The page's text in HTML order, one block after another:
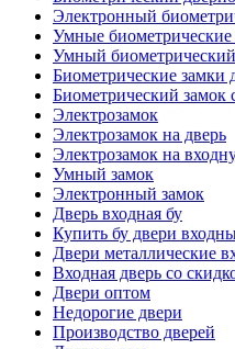
Электронный
Умные биометрические
Умный
Биометрические замки
Биометрический замок
Электрозамок
Электрозамок на дверь
Электрозамок на
Умный замок
Электронный замок
Дверь входная бу
Купить бу двери
Двери металлические
Входная дверь со
Двери оптом
Недорогие двери
Производство дверей